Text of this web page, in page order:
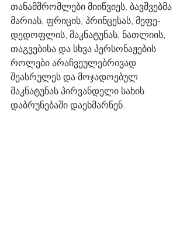
თანამშრომლები მიიწვიეს. ბავშვებმა
მარიას, ფრიცის, პრინცესას, მეფე-
დედოფლის, მაკნატუნას, ნათლიის,
თაგვებისა და სხვა პერსონაჟების
როლები არაჩვეულებრივად
შეასრულეს და მოჯადოებულ
მაკნატუნას პირვანდელი სახის
დაბრუნებაში დაეხმარნენ.